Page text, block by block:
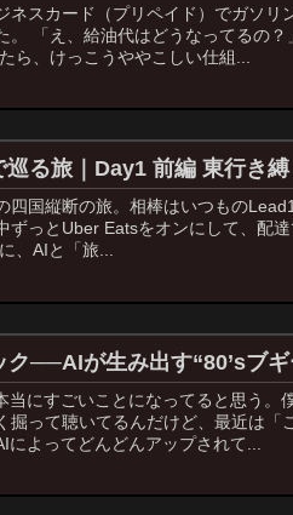
ネスカード（プリペイド）でガソリ
。 「え、給油代はどうなってるの？
ら、けっこうややこしい仕組...
る旅｜Day1 前編 東行き
四国縦断の旅。相棒はいつもの
ずっとUber Eatsをオンにして、配
、AIと「旅...
ク──AIが生み出す“80’sブ
にすごいことになってると思う。
掘って聴いてるんだけど、最近は「
よってどんどんアップされて...